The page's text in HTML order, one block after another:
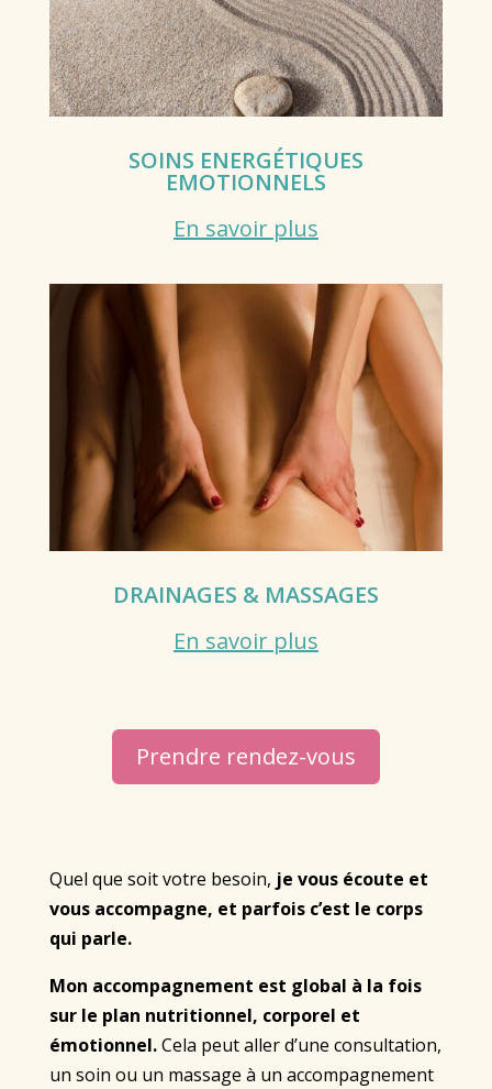
SOINS ENERGÉTIQUES
EMOTIONNELS
En savoir plus
DRAINAGES & MASSAGES
En savoir plus
Prendre rendez-vous
Quel que soit votre besoin, je vous écoute et
vous accompagne, et parfois c’est le corps
qui parle.
Mon accompagnement est global à la fois
sur le plan nutritionnel, corporel et
émotionnel.Cela peut aller d’une consultation,
un soin ou un massage à un accompagnement